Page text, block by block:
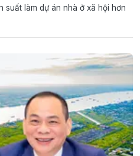
suất làm dự án nhà ở xã hội hơn